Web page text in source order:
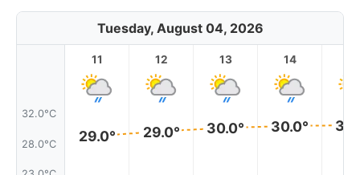
Tuesday, August 04, 2026
32.0°C
28.0°C
11
29.0°
12
29.0°
13
30.0°
14
30.0°